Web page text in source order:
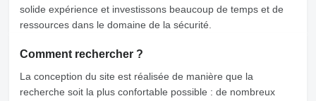
solide expérience et investissons beaucoup de temps et de
ressources dans le domaine de la sécurité.
Comment rechercher ?
La conception du site est réalisée de manière que la
recherche soit la plus confortable possible : de nombreux